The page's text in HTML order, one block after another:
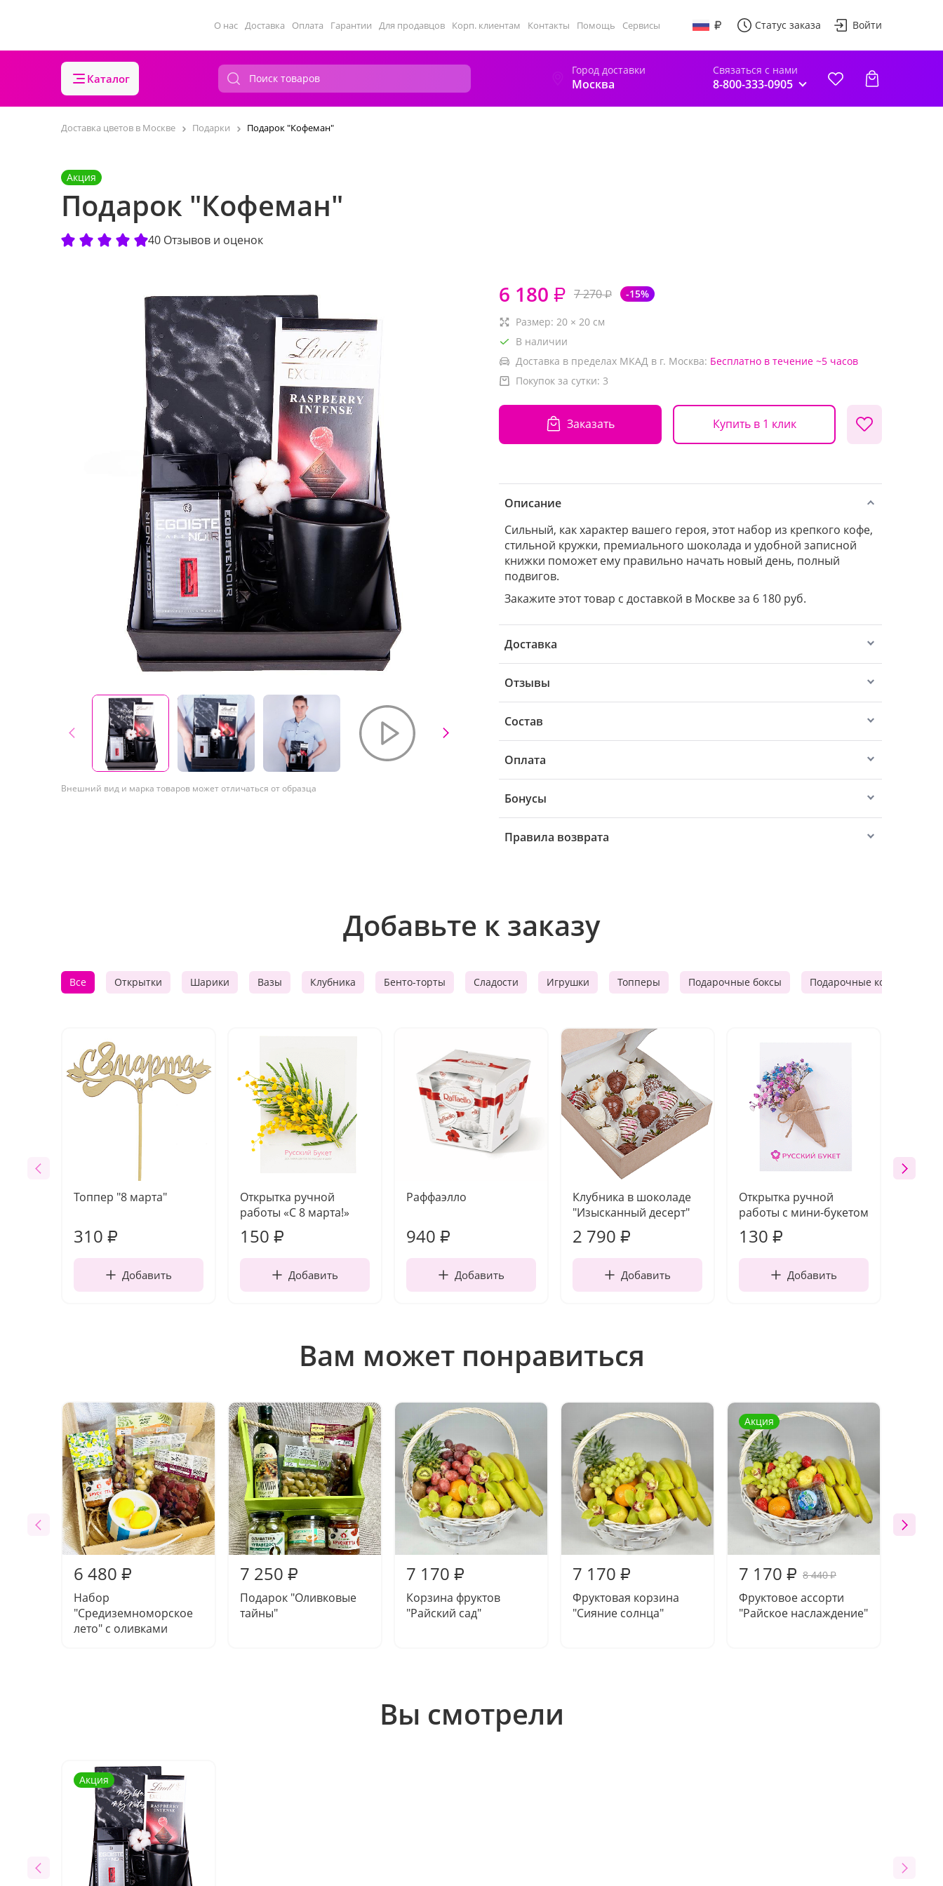
О нас Доставка Оплата Гарантии Для продавцов Корп. клиентам Контакты Помощь Сервисы Статус заказа Войти
Каталог
Город доставки
Москва
Связаться с нами
8-800-333-0905
Доставка цветов в Москве Подарки Подарок "Кофеман"
Акция
Подарок "Кофеман"
40 Отзывов и оценок
Внешний вид и марка товаров может отличаться от образца
6 180 ₽ 7 270₽ -15%
Размер: 20 × 20 см
В наличии
Доставка в пределах МКАД в г. Москва: Бесплатно в течение ~5 часов
Покупок за сутки: 3
Заказать Купить в 1 клик
Описание
Сильный, как характер вашего героя, этот набор из крепкого кофе,
стильной кружки, премиального шоколада и удобной записной
книжки поможет ему правильно начать новый день, полный
подвигов.
Закажите этот товар с доставкой в Москве за 6 180 руб.
Доставка
Отзывы
Состав
Оплата
Бонусы
Правила возврата
Добавьте к заказу
Все Открытки Шарики Вазы Клубника Бенто-торты Сладости Игрушки Топперы Подарочные боксы Подарочные корзины
Топпер "8 марта"
310 ₽
Добавить
Открытка ручной
работы «С 8 марта!»
150 ₽
Добавить
Раффаэлло
940 ₽
Добавить
Клубника в шоколаде
"Изысканный десерт"
2 790 ₽
Добавить
Открытка ручной
работы с мини-букетом
130 ₽
Добавить
Вам может понравиться
6 480 ₽
Набор
"Средиземноморское
лето" с оливками
7 250 ₽
Подарок "Оливковые
тайны"
7 170 ₽
Корзина фруктов
"Райский сад"
7 170 ₽
Фруктовая корзина
"Сияние солнца"
Акция
7 170 ₽ 8 440₽
Фруктовое ассорти
"Райское наслаждение"
Вы смотрели
Акция